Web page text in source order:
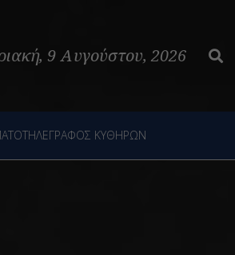
9 Αυγούστου, 2026
ΚΥΘΗΡΩΝ